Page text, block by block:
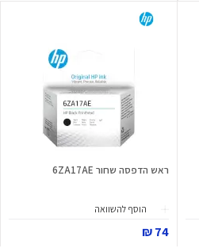
ראש הדפסה שחור 6ZA17AE
הוסף להשוואה
74 ₪